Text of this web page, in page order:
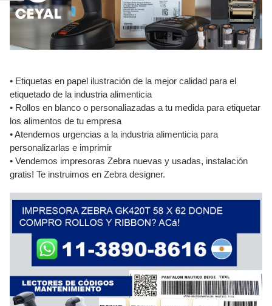
• Etiquetas en papel ilustración de la mejor calidad para el
etiquetado de la industria alimenticia
• Rollos en blanco o personaliazadas a tu medida para etiquetar
los alimentos de tu empresa
• Atendemos urgencias a la industria alimenticia para
personalizarlas e imprimir
• Vendemos impresoras Zebra nuevas y usadas, instalación
gratis! Te instruimos en Zebra designer.